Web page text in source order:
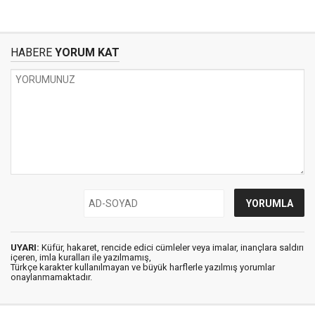
HABERE YORUM KAT
UYARI: Küfür, hakaret, rencide edici cümleler veya imalar, inançlara saldırı
içeren, imla kuralları ile yazılmamış,
Türkçe karakter kullanılmayan ve büyük harflerle yazılmış yorumlar
onaylanmamaktadır.